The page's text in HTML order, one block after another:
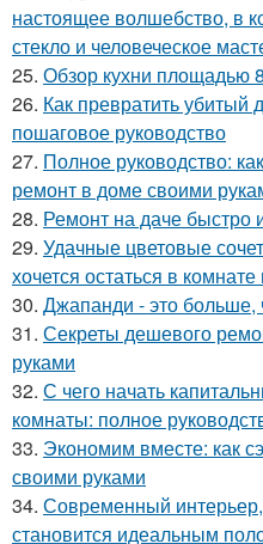
настоящее волшебство, в
стекло и человеческое
25. Обзор кухни площадью
26. Как превратить убитый
пошаговое руководство
27. Полное руководство:
ремонт в доме своими
28. Ремонт на даче быстро
29. Удачные цветовые
хочется остаться в
30. Джапанди - это больше,
31. Секреты дешевого
руками
32. С чего начать
комнаты: полное
33. Экономим вместе: как
своими руками
34. Современный
становится идеальным